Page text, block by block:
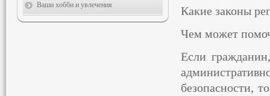
Какие законы
Чем может
Если
безопасности,
Ваши хобби и увлечения